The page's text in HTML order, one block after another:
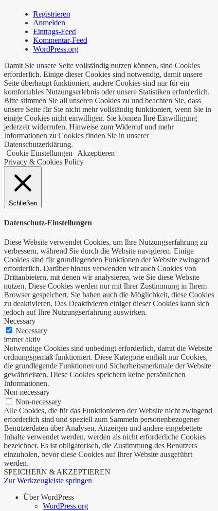
Registrieren
Anmelden
Eintrags-Feed
Kommentar-Feed
WordPress.org
Damit Sie unsere Seite vollständig nutzen können, sind Cookies
erforderlich. Einige dieser Cookies sind notwendig, damit unsere
Seite überhaupt funktioniert, andere Cookies sind nur für ein
komfortables Nutzungserlebnis oder unsere Statistiken erforderlich.
Bitte stimmen Sie all unseren Cookies zu und beachten Sie, dass
unsere Seite für Sie nicht mehr vollständig funktioniert, wenn Sie in
einige Cookies nicht einwilligen. Sie können Ihre Einwilligung
jederzeit widerrufen. Hinweise zum Widerruf und mehr
Informationen zu Cookies finden Sie in unserer
Datenschutzerklärung.
Cookie Einstellungen
Akzeptieren
Privacy & Cookies Policy
Schließen
Datenschutz-Einstellungen
Diese Website verwendet Cookies, um Ihre Nutzungserfahrung zu
verbessern, während Sie durch die Website navigieren. Einige
Cookies sind für grundlegenden Funktionen der Website zwingend
erforderlich. Darüber hinaus verwenden wir auch Cookies von
Drittanbietern, mit denen wir analysieren, wie Sie diese Website
nutzen. Diese Cookies werden nur mit Ihrer Zustimmung in Ihrem
Browser gespeichert. Sie haben auch die Möglichkeit, diese Cookies
zu deaktivieren. Das Deaktivieren einiger dieser Cookies kann sich
jedoch auf Ihre Nutzungserfahrung auswirken.
Necessary
Necessary
immer aktiv
Notwendige Cookies sind unbedingt erforderlich, damit die Website
ordnungsgemäß funktioniert. Diese Kategorie enthält nur Cookies,
die grundlegende Funktionen und Sicherheitsmerkmale der Website
gewährleisten. Diese Cookies speichern keine persönlichen
Informationen.
Non-necessary
Non-necessary
Alle Cookies, die für das Funktionieren der Website nicht zwingend
erforderlich sind und speziell zum Sammeln personenbezogener
Benutzerdaten über Analysen, Anzeigen und andere eingebettete
Inhalte verwendet werden, werden als nicht erforderliche Cookies
bezeichnet. Es ist obligatorisch, die Zustimmung des Benutzers
einzuholen, bevor diese Cookies auf Ihrer Website ausgeführt
werden.
SPEICHERN & AKZEPTIEREN
Zur Werkzeugleiste springen
Über WordPress
WordPress.org